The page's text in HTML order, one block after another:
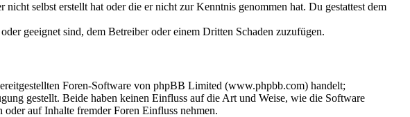
selbst erstellt hat oder die er nicht zur Kenntnis genommen hat. Du gestattest dem
geeignet sind, dem Betreiber oder einem Dritten Schaden zuzufügen.
Foren-Software von phpBB Limited (www.phpbb.com) handelt;
gestellt. Beide haben keinen Einfluss auf die Art und Weise, wie die Software
auf Inhalte fremder Foren Einfluss nehmen.